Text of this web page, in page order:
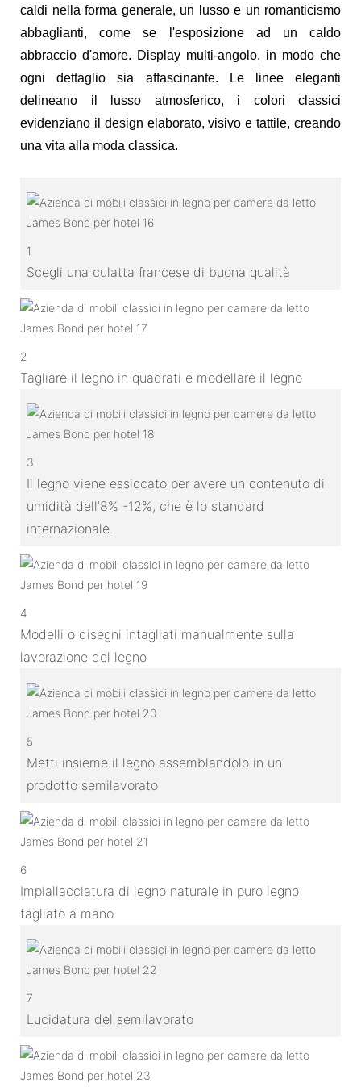
caldi nella forma generale, un lusso e un romanticismo
abbaglianti, come se l'esposizione ad un caldo
abbraccio d'amore. Display multi-angolo, in modo che
ogni dettaglio sia affascinante. Le linee eleganti
delineano il lusso atmosferico, i colori classici
evidenziano il design elaborato, visivo e tattile, creando
una vita alla moda classica.
1
Scegli una culatta francese di buona qualità
2
Tagliare il legno in quadrati e modellare il legno
3
Il legno viene essiccato per avere un contenuto di
umidità dell'8% -12%, che è lo standard
internazionale.
4
Modelli o disegni intagliati manualmente sulla
lavorazione del legno
5
Metti insieme il legno assemblandolo in un
prodotto semilavorato
6
Impiallacciatura di legno naturale in puro legno
tagliato a mano
7
Lucidatura del semilavorato